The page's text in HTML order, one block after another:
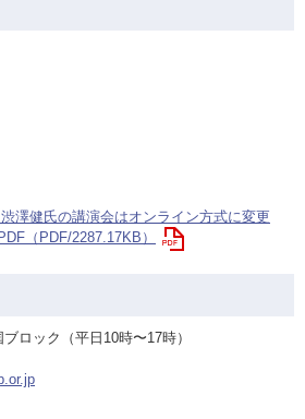
澤健氏の講演会はオンライン方式に変更
（PDF/2287.17KB）
ロック（平日10時〜17時）